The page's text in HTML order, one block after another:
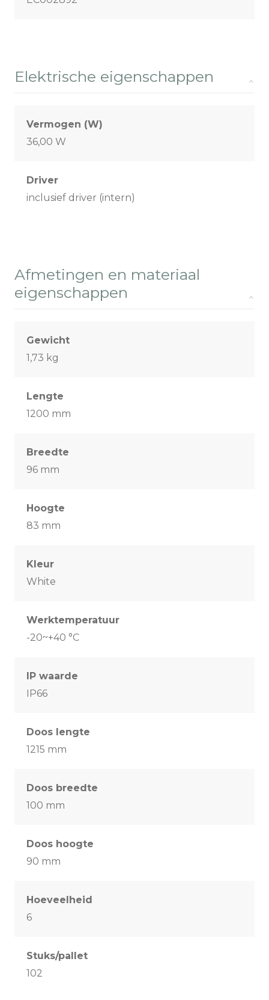
Elektrische eigenschappen
Vermogen (W)
36,00 W
Driver
inclusief driver (intern)
Afmetingen en materiaal
eigenschappen
Gewicht
1,73 kg
Lengte
1200 mm
Breedte
96 mm
Hoogte
83 mm
Kleur
White
Werktemperatuur
-20~+40 °C
IP waarde
IP66
Doos lengte
1215 mm
Doos breedte
100 mm
Doos hoogte
90 mm
Hoeveelheid
6
Stuks/pallet
102